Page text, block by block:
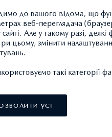
до вашого відома, що
веб-переглядача
Але у такому разі,
цьому, змінити
такі категорії
УСІ